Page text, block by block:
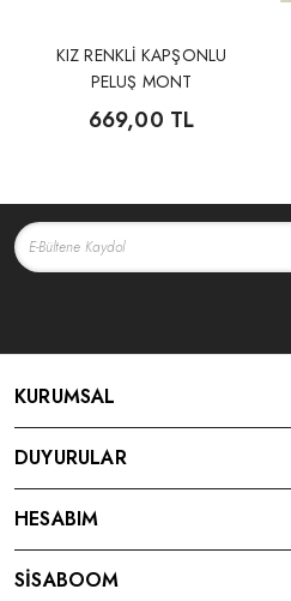
KIZ RENKLİ KAPŞONLU
PELUŞ MONT
669,00 TL
KURUMSAL
DUYURULAR
HESABIM
SİSABOOM